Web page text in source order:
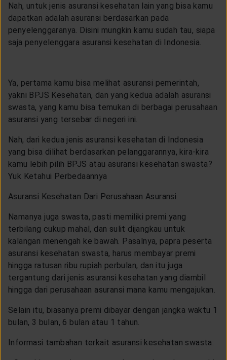
Nah, untuk jenis asuransi kesehatan lain yang bisa kamu
dapatkan adalah asuransi berdasarkan pada
penyelenggaranya. Disini mungkin kamu sudah tau, siapa
saja penyelenggara asuransi kesehatan di Indonesia.
Ya, pertama kamu bisa melihat asuransi pemerintah,
yakni BPJS Kesehatan, dan yang kedua adalah asuransi
swasta, yang kamu bisa temukan di berbagai perusahaan
asuransi yang tersebar di negeri ini.
Nah, dari kedua jenis asuransi kesehatan di Indonesia
yang bisa dilihat berdasarkan pelanggarannya, kira-kira
kamu lebih pilih BPJS atau asuransi kesehatan swasta?
Yuk Ketahui Perbedaannya
Asuransi Kesehatan Dari Perusahaan Asuransi
Namanya juga swasta, pasti memiliki premi yang
terbilang cukup mahal, dan sulit dijangkau untuk
kalangan menengah ke bawah. Pasalnya, papra peserta
asuransi kesehatan swasta, harus membayar premi
hingga ratusan ribu rupiah perbulan, dan itu juga
tergantung dari jenis asuransi kesehatan yang diambil
hingga dari perusahaan asuransi mana kamu mengajukan.
Selain itu, biasanya premi dibayar dengan jangka waktu 1
bulan, 3 bulan, 6 bulan atau 1 tahun.
Informasi tambahan terkait asuransi kesehatan swasta: